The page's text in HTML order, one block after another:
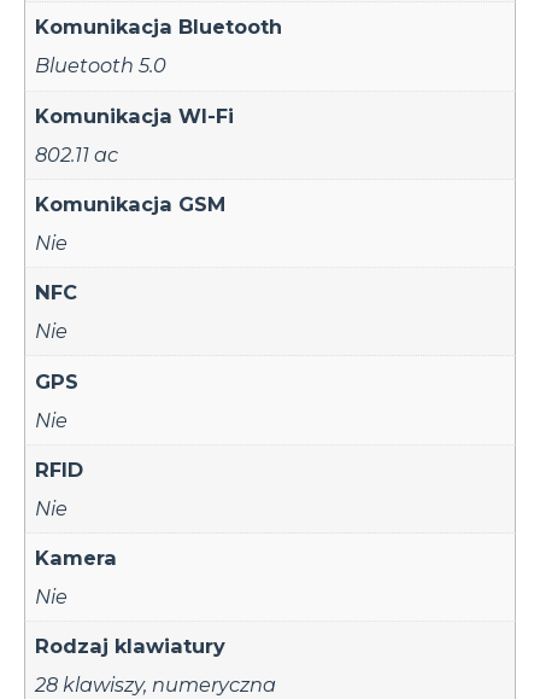
Komunikacja Bluetooth
Bluetooth 5.0
Komunikacja WI-Fi
802.11 ac
Komunikacja GSM
Nie
NFC
Nie
GPS
Nie
RFID
Nie
Kamera
Nie
Rodzaj klawiatury
28 klawiszy, numeryczna